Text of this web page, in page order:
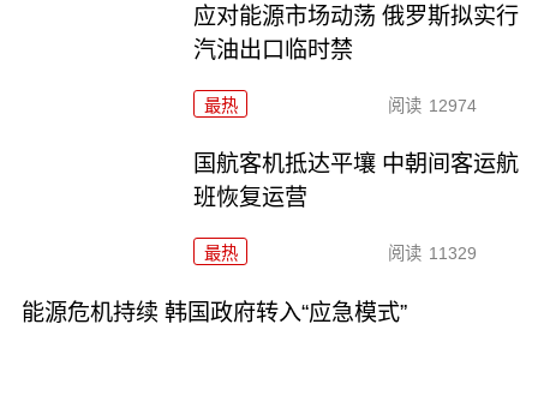
应对能源市场动荡 俄罗斯拟实行
汽油出口临时禁
最热 阅读 12974
国航客机抵达平壤 中朝间客运航
班恢复运营
最热 阅读 11329
能源危机持续 韩国政府转入“应急模式”